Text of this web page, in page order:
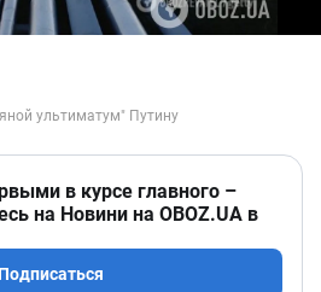
в курсе главного –
на Новини на OBOZ.UA в
Подписаться